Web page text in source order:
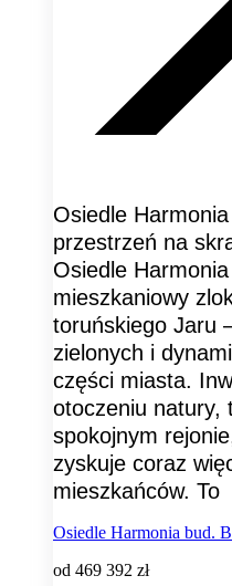
Osiedle
przestrzeń na
Osiedle
mieszkaniowy
toruńskiego Jaru
zielonych i
części miasta.
otoczeniu natury,
spokojnym
zyskuje coraz
mieszkańców. To
Osiedle Harmonia bud.
od 469 392 zł